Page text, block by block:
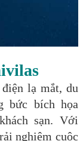
lạ mắt, du
bức bích họa
sạn. Với
nghiệm cuộc